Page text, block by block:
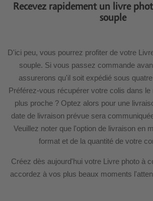
Recevez rapidement un livre
souple
D'ici peu, vous pourrez profiter de votre
souple. Si vous passez commande
assurerons qu'il soit expédié sous
Préférez-vous récupérer votre colis dans
plus proche ? Optez alors pour une
date de livraison prévue sera
Veuillez noter que l'option de livraison en
format et de la quantité de votre
Créez dès aujourd'hui votre Livre photo à
accordez à vos plus beaux moments